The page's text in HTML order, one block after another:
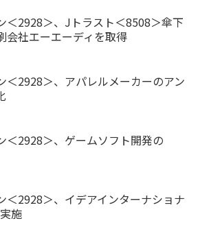
＜2928＞、Jトラスト＜8508＞傘下
会社エーエーディを取得
＜2928＞、アパレルメーカーのアン
＜2928＞、ゲームソフト開発の
＜2928＞、イデアインターナショナ
施